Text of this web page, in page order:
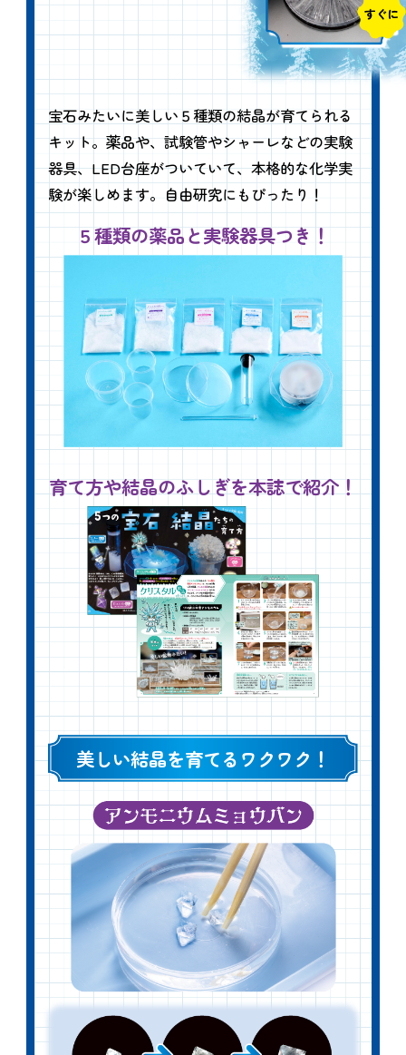
宝石みたいに美しい５種類の結晶が育てられる
キット。薬品や、試験管やシャーレなどの実験
器具、LED台座がついていて、本格的な化学実
験が楽しめます。自由研究にもぴったり！
５種類の薬品と実験器具つき！
育て方や結晶のふしぎを本誌で紹介！
美しい結晶を育てるワクワク！